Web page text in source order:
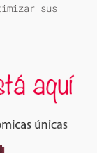
sus